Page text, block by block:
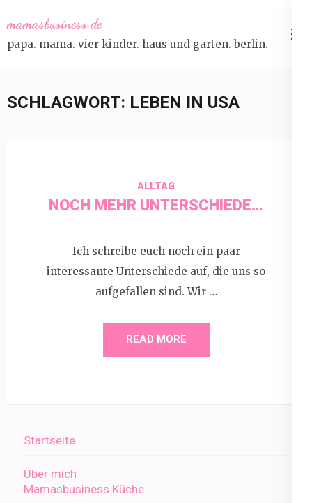
to
content
mamasbusiness.de
papa. mama. vier kinder. haus und garten. berlin.
SCHLAGWORT: LEBEN IN USA
ALLTAG
NOCH MEHR UNTERSCHIEDE…
Ich schreibe euch noch ein paar
interessante Unterschiede auf, die uns so
aufgefallen sind. Wir …
READ MORE
Startseite
Über mich
Mamasbusiness Küche